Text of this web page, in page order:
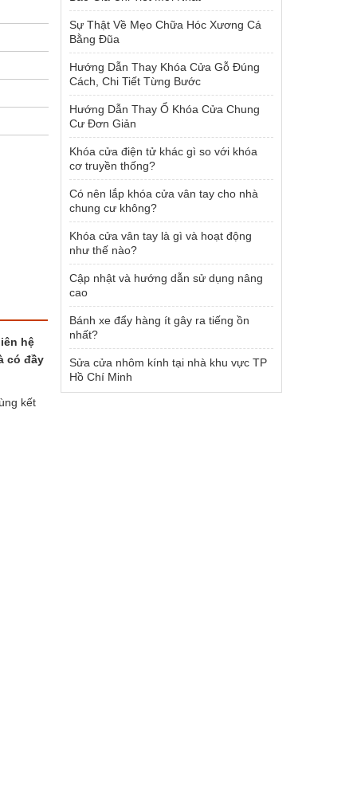
hệ
có đầy
kết
Sự Thật Về Mẹo Chữa Hóc Xương Cá
Bằng Đũa
Hướng Dẫn Thay Khóa Cửa Gỗ Đúng
Cách, Chi Tiết Từng Bước
Hướng Dẫn Thay Ổ Khóa Cửa Chung
Cư Đơn Giản
Khóa cửa điện tử khác gì so với khóa
cơ truyền thống?
Có nên lắp khóa cửa vân tay cho nhà
chung cư không?
Khóa cửa vân tay là gì và hoạt động
như thế nào?
Cập nhật và hướng dẫn sử dụng nâng
cao
Bánh xe đẩy hàng ít gây ra tiếng ồn
nhất?
Sửa cửa nhôm kính tại nhà khu vực TP
Hồ Chí Minh